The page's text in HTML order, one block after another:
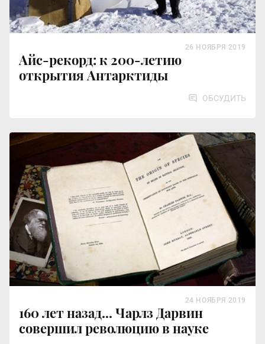
Айс-рекорд: к 200-летию
открытия Антарктиды
26 НОЯБРЯ 2019
ОБСУДИТЬ
160 лет назад... Чарлз Дарвин
совершил революцию в науке
24 НОЯБРЯ 2019